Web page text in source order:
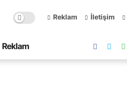
Reklam İletişim
Reklam